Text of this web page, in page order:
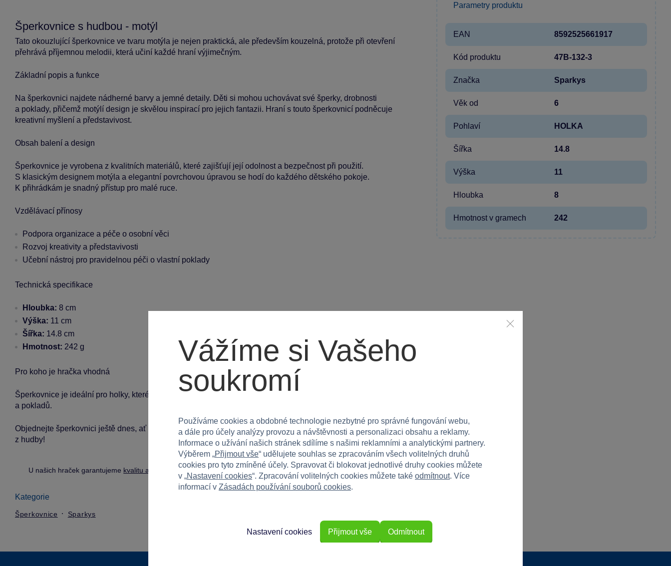
Šperkovnice s hudbou - motýl
Tato okouzlující šperkovnice ve tvaru motýla je nejen praktická, ale především kouzelná, protože při otevření
přehrává příjemnou melodii, která učiní každé hraní výjimečným.
Základní popis a funkce
Na šperkovnici najdete nádherné barvy a jemné detaily. Děti si mohou uchovávat své šperky, drobnosti
a poklady, přičemž motýlí design je skvělou inspirací pro jejich fantazii. Hraní s touto šperkovnicí podněcuje
kreativní myšlení a představivost.
Obsah balení a design
Šperkovnice je vyrobena z kvalitních materiálů, které zajišťují její odolnost a bezpečnost při použití.
S klasickým designem motýla a elegantní povrchovou úpravou se hodí do každého dětského pokoje.
K přihrádkám je snadný přístup pro malé ruce.
Vzdělávací přínosy
Podpora organizace a péče o osobní věci
Rozvoj kreativity a představivosti
Učební nástroj pro pravidelnou péči o vlastní poklady
Technická specifikace
Hloubka: 8 cm
Výška: 11 cm
Šířka: 14.8 cm
Hmotnost: 242 g
Pro koho je hračka vhodná
Šperkovnice je ideální pro holky, které si od 3 let rády hrají na princezny a objevují kouzelné světy plné šperků
a pokladů.
Objednejte šperkovnici ještě dnes, ať vaše malá princezna může mít své poklady na dosah a užít si radost
z hudby!
U našich hraček garantujeme kvalitu a bezpečnost.
Kategorie
Šperkovnice Sparkys
Parametry produktu
EAN 8592525661917
Kód produktu 47B-132-3
Značka Sparkys
Věk od 6
Pohlaví HOLKA
Šířka 14.8
Výška 11
Hloubka 8
Hmotnost v gramech 242
Vážíme si Vašeho
soukromí
Používáme cookies a obdobné technologie nezbytné pro správné fungování webu,
a dále pro účely analýzy provozu a návštěvnosti a personalizaci obsahu a reklamy.
Informace o užívání našich stránek sdílíme s našimi reklamními a analytickými partnery.
Výběrem „Přijmout vše“ udělujete souhlas se zpracováním všech volitelných druhů
cookies pro tyto zmíněné účely. Spravovat či blokovat jednotlivé druhy cookies můžete
v „Nastavení cookies“. Zpracování volitelných cookies můžete také odmítnout. Více
informací v Zásadách používání souborů cookies.
Odmítnout
Nastavení cookies Přijmout vše